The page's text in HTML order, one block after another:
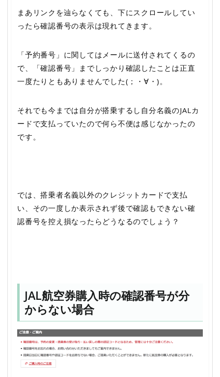
まあリンクを辿らなくても、下にスクロールしてい
ったら確認番号の表示は現れてきます。
「予約番号」に関してはメールに送付されてくるの
で、「確認番号」までしっかり確認したことは正直
一度たりともありませんでした(；・∀・)。
それでも今までは自分が搭乗するし自分名義のJALカ
ードで支払っていたので何ら不便は感じなかったの
です。
では、搭乗者名義以外のクレジットカードで支払
い、その一度しか表示されず後で確認もできない確
認番号を控え損なったらどうなるのでしょう？
JAL航空券購入時の確認番号が分
からない場合